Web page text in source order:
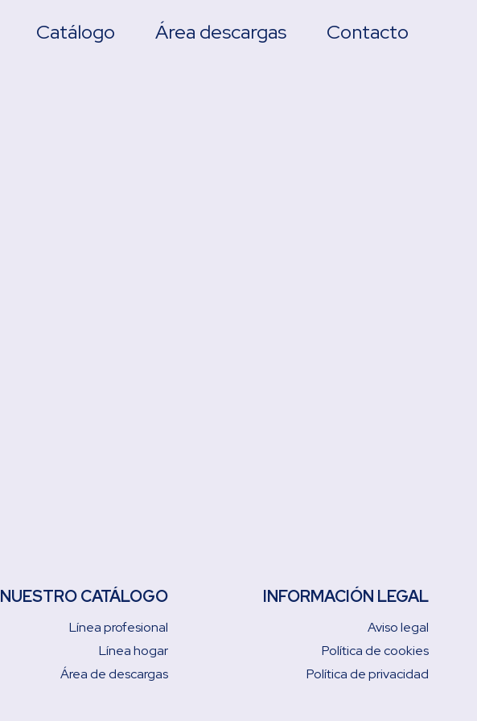
Catálogo Área descargas Contacto
NUESTRO CATÁLOGO
Línea profesional
Línea hogar
Área de descargas
INFORMACIÓN LEGAL
Aviso legal
Política de cookies
Política de privacidad